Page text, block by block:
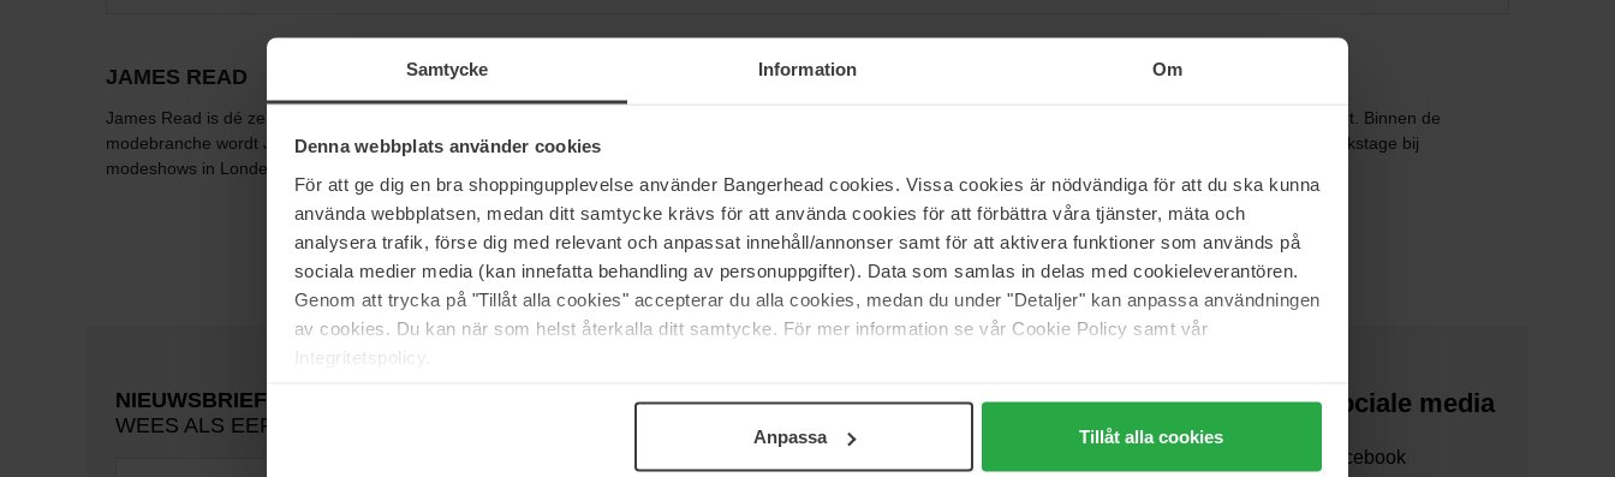
Samtycke Information Om
Denna webbplats använder cookies
För att ge dig en bra shoppingupplevelse använder Bangerhead cookies. Vissa cookies är nödvändiga för att du ska kunna
använda webbplatsen, medan ditt samtycke krävs för att använda cookies för att förbättra våra tjänster, mäta och
analysera trafik, förse dig med relevant och anpassat innehåll/annonser samt för att aktivera funktioner som används på
sociala medier media (kan innefatta behandling av personuppgifter). Data som samlas in delas med cookieleverantören.
Genom att trycka på "Tillåt alla cookies" accepterar du alla cookies, medan du under "Detaljer" kan anpassa användningen
av cookies. Du kan när som helst återkalla ditt samtycke. För mer information se vår Cookie Policy samt vår
Integritetspolicy.
Anpassa Tillåt alla cookies
JAMES READ
James Read is dé zelfbruinerexpert van Engeland, met meer dan 13 jaar ervaring. Het bedrijf is de eerste Britse expert die huidverzorging en zelfbruiner combineert. Binnen de
modebranche wordt James Read door velen gezien als een toonaangevende, professionele spray-tan artiest en is vaak te zien bij mode, reclamefotoshoots en backstage bij
modeshows in Londen, Parijs en New York.
NIEUWSBRIEF
WEES ALS EERSTE OP DE HOOGTE
Support Over ons Sociale media
Facebook